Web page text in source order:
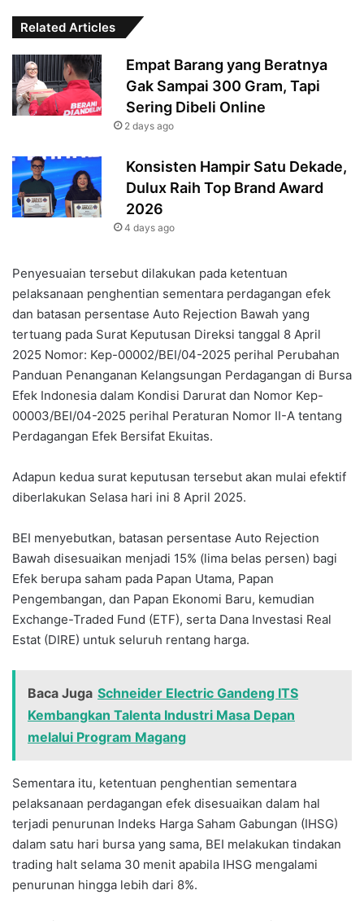
Related Articles
Empat Barang yang Beratnya
Gak Sampai 300 Gram, Tapi
Sering Dibeli Online
2 days ago
Konsisten Hampir Satu Dekade,
Dulux Raih Top Brand Award
2026
4 days ago
Penyesuaian tersebut dilakukan pada ketentuan
pelaksanaan penghentian sementara perdagangan efek
dan batasan persentase Auto Rejection Bawah yang
tertuang pada Surat Keputusan Direksi tanggal 8 April
2025 Nomor: Kep-00002/BEI/04-2025 perihal Perubahan
Panduan Penanganan Kelangsungan Perdagangan di Bursa
Efek Indonesia dalam Kondisi Darurat dan Nomor Kep-
00003/BEI/04-2025 perihal Peraturan Nomor II-A tentang
Perdagangan Efek Bersifat Ekuitas.
Adapun kedua surat keputusan tersebut akan mulai efektif
diberlakukan Selasa hari ini 8 April 2025.
BEI menyebutkan, batasan persentase Auto Rejection
Bawah disesuaikan menjadi 15% (lima belas persen) bagi
Efek berupa saham pada Papan Utama, Papan
Pengembangan, dan Papan Ekonomi Baru, kemudian
Exchange-Traded Fund (ETF), serta Dana Investasi Real
Estat (DIRE) untuk seluruh rentang harga.
Baca Juga Schneider Electric Gandeng ITS
Kembangkan Talenta Industri Masa Depan
melalui Program Magang
Sementara itu, ketentuan penghentian sementara
pelaksanaan perdagangan efek disesuaikan dalam hal
terjadi penurunan Indeks Harga Saham Gabungan (IHSG)
dalam satu hari bursa yang sama, BEI melakukan tindakan
trading halt selama 30 menit apabila IHSG mengalami
penurunan hingga lebih dari 8%.